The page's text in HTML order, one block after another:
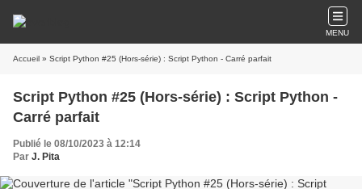
MENU
Accueil » Script Python #25 (Hors-série) : Script Python - Carré parfait
Script Python #25 (Hors-série) : Script Python -
Carré parfait
Publié le 08/10/2023 à 12:14
Par J. Pita